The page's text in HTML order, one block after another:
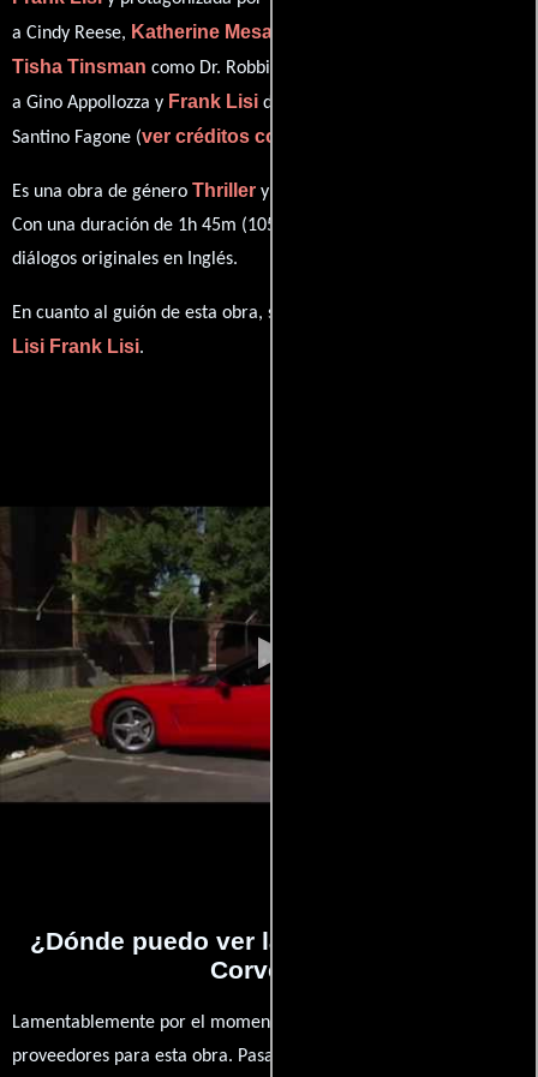
a Cindy Reese, Katherine Mesa
Tisha Tinsman como Dr. Robbins,
a Gino Appollozza y Frank Lisi desempeñando el papel de
Santino Fagone (ver créditos completos
Es una obra de género Thriller y
Con una duración de 1h 45m (105 minutos), esta película tiene
diálogos originales en Inglés.
En cuanto al guión de esta obra, se encuentra a cargo de
Lisi Frank Lisi.
¿Dónde puedo ver la películas The Red
Corvette?
Lamentablemente por el momento no contamos con enlaces a
proveedores para esta obra. Pasa por nuestro catálogo de